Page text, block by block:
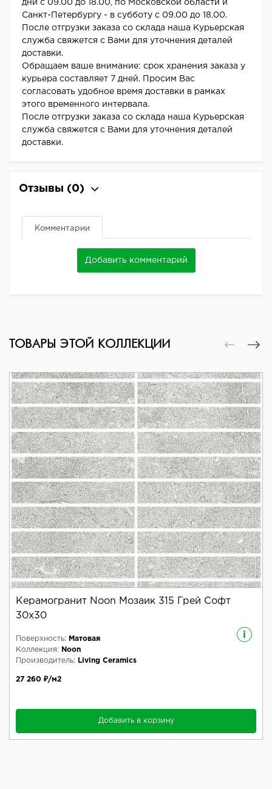
дни с 09.00 до 18.00, по Московской области и
Санкт-Петербургу - в субботу с 09.00 до 18.00.
После отгрузки заказа со склада наша Курьерская
служба свяжется с Вами для уточнения деталей
доставки.
Обращаем ваше внимание: срок хранения заказа у
курьера составляет 7 дней. Просим Вас
согласовать удобное время доставки в рамках
этого временного интервала.
После отгрузки заказа со склада наша Курьерская
служба свяжется с Вами для уточнения деталей
доставки.
Отзывы (0)
Комментарии
Добавить комментарий
ТОВАРЫ ЭТОЙ КОЛЛЕКЦИИ
Керамогранит Noon Мозаик 315 Грей Софт
30x30
i
Поверхность:
Матовая
Коллекция:
Noon
Производитель:
Living Ceramics
27 260 ₽/м2
Добавить в корзину